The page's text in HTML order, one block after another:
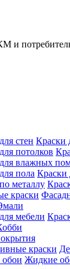
и
Краски
Краски
Жидкие